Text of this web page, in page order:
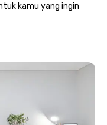
kamu yang ingin